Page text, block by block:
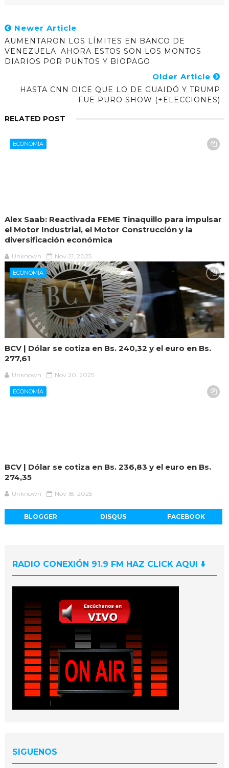
Newer Article
AUMENTARON LOS LÍMITES EN BANCO DE
VENEZUELA: AHORA ESTOS SON LOS MONTOS
DIARIOS POR PUNTOS Y BIOPAGO
Older Article
HASTA CNN DICE QUE LO DE GUAIDÓ Y TRUMP
FUE PURO SHOW (+ELECCIONES)
RELATED POST
ECONOMÍA
Alex Saab: Reactivada FEME Tinaquillo para impulsar
el Motor Industrial, el Motor Construcción y la
diversificación económica
Unknown Nov 21, 2025
ECONOMÍA
BCV | Dólar se cotiza en Bs. 240,32 y el euro en Bs.
277,61
Unknown Nov 20, 2025
ECONOMÍA
BCV | Dólar se cotiza en Bs. 236,83 y el euro en Bs.
274,35
Unknown Nov 18, 2025
BLOGGER DISQUS FACEBOOK
RADIO CONEXIÓN 91.9 FM HAZ CLICK AQUI ⬇️
SIGUENOS